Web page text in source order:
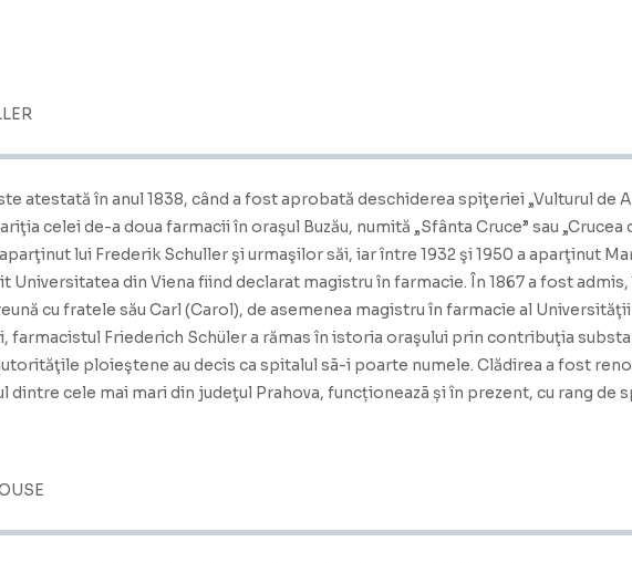
atestată în anul 1838, când a fost aprobată deschiderea spiţeriei „Vulturul de
celei de-a doua farmacii în oraşul Buzău, numită „Sfânta Cruce” sau
aparţinut lui Frederik Schuller şi urmaşilor săi, iar între 1932 şi 1950 a aparţinut
Universitatea din Viena fiind declarat magistru în farmacie. În 1867 a fost
cu fratele său Carl (Carol), de asemenea magistru în farmacie al
farmacistul Friederich Schüler a rămas în istoria oraşului prin contribuţia
ploieştene au decis ca spitalul sã-i poarte numele. Clădirea a fost
dintre cele mai mari din judeţul Prahova, funcționeazã și în prezent, cu rang de